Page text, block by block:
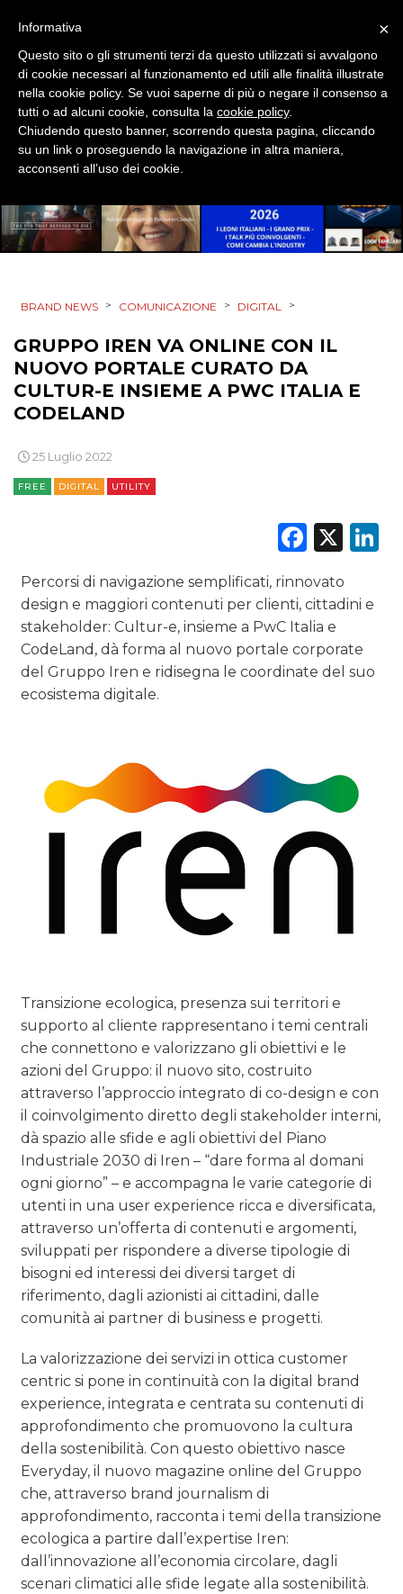
DIGITALE
EDITORIA
ESTERNA
RADIO / AUDIO
RICERCHE
PREVISIONI/SCENARI
NORMATIVE
TREND
OPINIONI
BRAND NEWS > COMUNICAZIONE > DIGITAL >
GRUPPO IREN VA ONLINE CON IL
NUOVO PORTALE CURATO DA
CULTUR-E INSIEME A PWC ITALIA E
CODELAND
25 Luglio 2022
FREE DIGITAL UTILITY
X
Percorsi di navigazione semplificati, rinnovato
design e maggiori contenuti per clienti, cittadini e
stakeholder: Cultur-e, insieme a PwC Italia e
CodeLand, dà forma al nuovo portale corporate
del Gruppo Iren e ridisegna le coordinate del suo
ecosistema digitale.
Transizione ecologica, presenza sui territori e
supporto al cliente rappresentano i temi centrali
che connettono e valorizzano gli obiettivi e le
azioni del Gruppo: il nuovo sito, costruito
attraverso l’approccio integrato di co-design e con
il coinvolgimento diretto degli stakeholder interni,
dà spazio alle sfide e agli obiettivi del Piano
Industriale 2030 di Iren – “dare forma al domani
ogni giorno” – e accompagna le varie categorie di
utenti in una user experience ricca e diversificata,
attraverso un’offerta di contenuti e argomenti,
sviluppati per rispondere a diverse tipologie di
bisogni ed interessi dei diversi target di
riferimento, dagli azionisti ai cittadini, dalle
comunità ai partner di business e progetti.
La valorizzazione dei servizi in ottica customer
centric si pone in continuità con la digital brand
experience, integrata e centrata su contenuti di
approfondimento che promuovono la cultura
della sostenibilità. Con questo obiettivo nasce
Everyday, il nuovo magazine online del Gruppo
che, attraverso brand journalism di
approfondimento, racconta i temi della transizione
ecologica a partire dall’expertise Iren:
dall’innovazione all’economia circolare, dagli
scenari climatici alle sfide legate alla sostenibilità.
×
Informativa
Questo sito o gli strumenti terzi da questo utilizzati si avvalgono
di cookie necessari al funzionamento ed utili alle finalità illustrate
nella cookie policy. Se vuoi saperne di più o negare il consenso a
tutti o ad alcuni cookie, consulta la cookie policy.
Chiudendo questo banner, scorrendo questa pagina, cliccando
su un link o proseguendo la navigazione in altra maniera,
acconsenti all’uso dei cookie.